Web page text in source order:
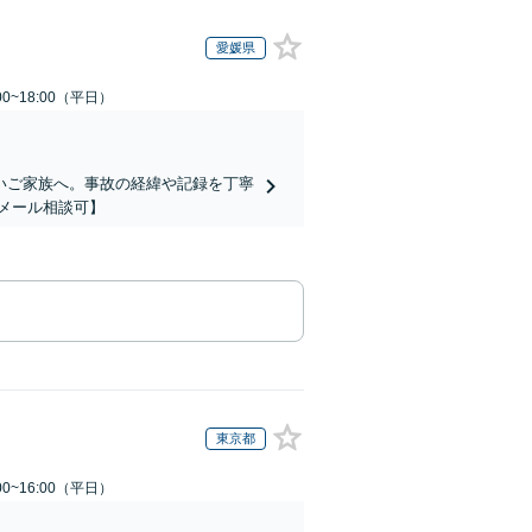
愛媛県
（平日）
家族へ。事故の経緯や記録を丁寧
ル相談可】
東京都
（平日）